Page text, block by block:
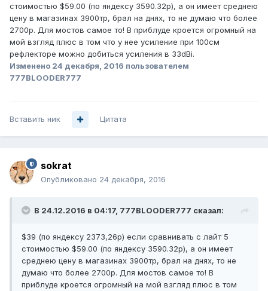
стоимостью $59.00 (по яндексу 3590.32р), а он имеет среднею
цену в магазинах 3900тр, брал на днях, то не думаю что более
2700р. Для мостов самое то! В приблуде кроется огромный на
мой взгляд плюс в том что у нее усиление при 100см
рефлекторе можно добиться усиления в 33dBi.
Изменено 24 декабря, 2016 пользователем
777BLOODER777
Вставить ник Цитата
sokrat
Опубликовано 24 декабря, 2016
В 24.12.2016 в 04:17, 777BLOODER777 сказал:
$39 (по яндексу 2373,26р) если сравнивать с лайт 5
стоимостью $59.00 (по яндексу 3590.32р), а он имеет
среднею цену в магазинах 3900тр, брал на днях, то не
думаю что более 2700р. Для мостов самое то! В
приблуде кроется огромный на мой взгляд плюс в том